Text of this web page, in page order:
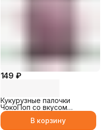
149 ₽
Кукурузные палочки
ЧокоПоп со вкусом
шоколада 26гр
В корзину